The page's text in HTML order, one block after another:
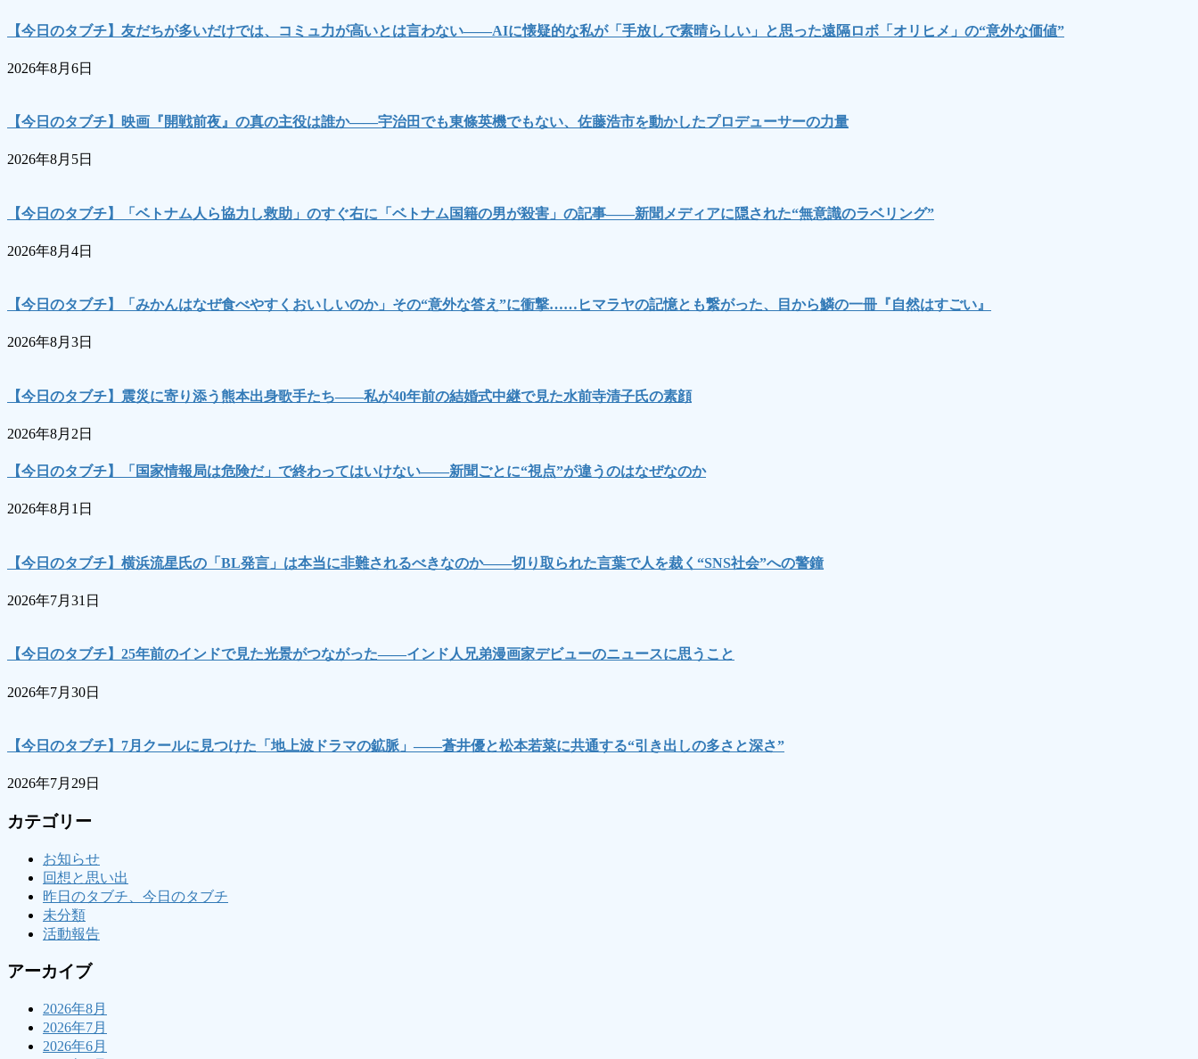
【今日のタブチ】友だちが多いだけでは、コミュ力が高いとは言わない――AIに懐疑的な私が「手放しで素晴らしい」と思った遠隔ロボ「オリヒメ」の“意外な価値”
2026年8月6日
【今日のタブチ】映画『開戦前夜』の真の主役は誰か――宇治田でも東條英機でもない、佐藤浩市を動かしたプロデューサーの力量
2026年8月5日
【今日のタブチ】「ベトナム人ら協力し救助」のすぐ右に「ベトナム国籍の男が殺害」の記事――新聞メディアに隠された“無意識のラベリング”
2026年8月4日
【今日のタブチ】「みかんはなぜ食べやすくおいしいのか」その“意外な答え”に衝撃……ヒマラヤの記憶とも繋がった、目から鱗の一冊『自然はすごい』
2026年8月3日
【今日のタブチ】震災に寄り添う熊本出身歌手たち――私が40年前の結婚式中継で見た水前寺清子氏の素顔
2026年8月2日
【今日のタブチ】「国家情報局は危険だ」で終わってはいけない――新聞ごとに“視点”が違うのはなぜなのか
2026年8月1日
【今日のタブチ】横浜流星氏の「BL発言」は本当に非難されるべきなのか――切り取られた言葉で人を裁く“SNS社会”への警鐘
2026年7月31日
【今日のタブチ】25年前のインドで見た光景がつながった――インド人兄弟漫画家デビューのニュースに思うこと
2026年7月30日
【今日のタブチ】7月クールに見つけた「地上波ドラマの鉱脈」――蒼井優と松本若菜に共通する“引き出しの多さと深さ”
2026年7月29日
カテゴリー
お知らせ
回想と思い出
昨日のタブチ、今日のタブチ
未分類
活動報告
アーカイブ
2026年8月
2026年7月
2026年6月